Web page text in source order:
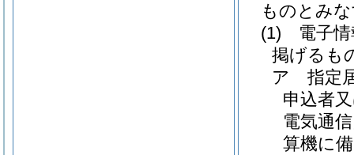
ものとみ
(1)
電子
掲げるも
ア
指定
申込者
電気通
算機に